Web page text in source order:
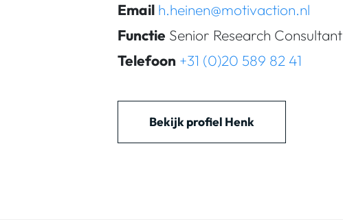
Email h.heinen@motivaction.nl
Functie Senior Research Consultant
Telefoon +31 (0)20 589 82 41
Bekijk profiel Henk